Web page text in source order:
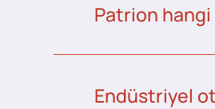
Patrion
Endüstriyel